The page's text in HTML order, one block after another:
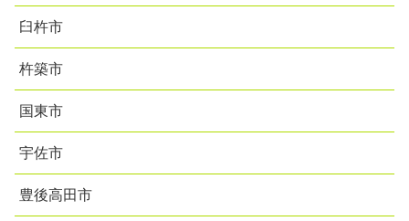
臼杵市
杵築市
国東市
宇佐市
豊後高田市